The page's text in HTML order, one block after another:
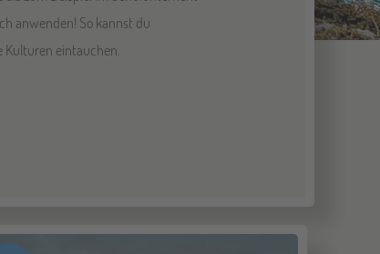
anwenden! So kannst du
eintauchen.